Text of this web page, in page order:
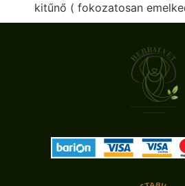
kitűnő ( fokozatosan